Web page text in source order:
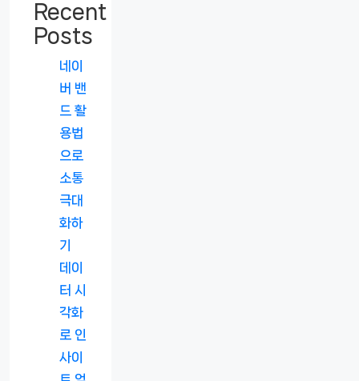
Recent
Posts
네이
버 밴
드 활
용법
으로
소통
극대
화하
기
데이
터 시
각화
로 인
사이